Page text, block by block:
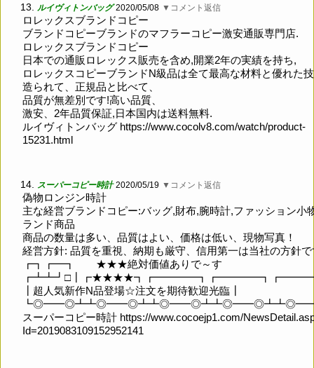
13. ルイヴィトンバッグ 2020/05/08 ▼コメント返信
ロレックスブランドコピー
ブランドコピーブランドのマフラーコピー激安通販専門店.
ロレックスブランドコピー
日本での通販ロレックス販売を含め,開業2年の実績を持ち,
ロレックスコピーブランドN級品は全て最高な材料と優れた
造られて、正規品と比べて、
品質が無差別です!高い品質、
激安、2年品質保証,日本国内は送料無料.
ルイヴィトンバッグ https://www.cocolv8.com/watch/product-
15231.html
14. スーパーコピー時計 2020/05/19 ▼コメント返信
偽物ロンジン時計
主な経営ブランドコピー:バッグ,財布,腕時計,ファッション小
ランド商品
商品の数量は多い、品質はよい、価格は低い、現物写真！
経営方針: 品質を重視、納期も厳守、信用第一は当社の方針
┏┓┏━┓ ★★★絶対価値ありで～す
┃超人気新作N品登場☆注文を期待歓迎光臨┃
スーパーコピー時計 https://www.cocoejp1.com/
Id=2019083109152952141